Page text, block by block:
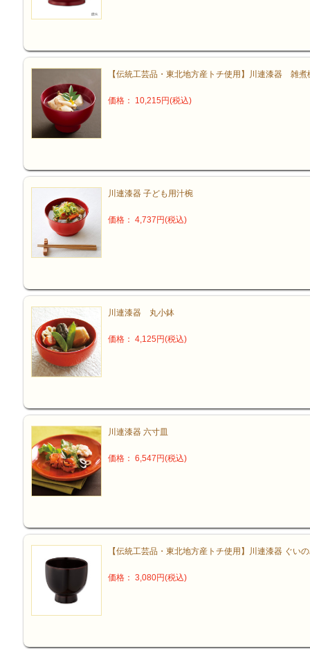
【伝統工芸品・東北地方産トチ使用】川連漆器 雑煮
価格： 10,215円(税込)
川連漆器 子ども用汁椀
価格： 4,737円(税込)
川連漆器 丸小鉢
価格： 4,125円(税込)
川連漆器 六寸皿
価格： 6,547円(税込)
【伝統工芸品・東北地方産トチ使用】川連漆器 ぐい
価格： 3,080円(税込)